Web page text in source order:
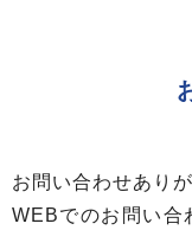
お問い合わせあり
WEBでのお問い合